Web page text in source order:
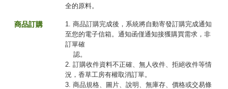
全的原料。
商品訂購
1. 商品訂購完成後，系統將自動寄發訂購完成通知
至您的電子信箱。通知函僅通知接獲購買需求，非
訂單確
認。
2. 訂購收件資料不正確、無人收件、拒絕收件等情
況，香草工房有權取消訂單。
3. 商品規格、圖片、說明、無庫存、價格或交易條